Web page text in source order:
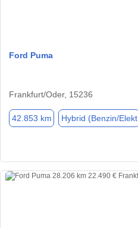
Ford Puma
Frankfurt/Oder, 15236
42.853 km Hybrid (Benzin/Elekt